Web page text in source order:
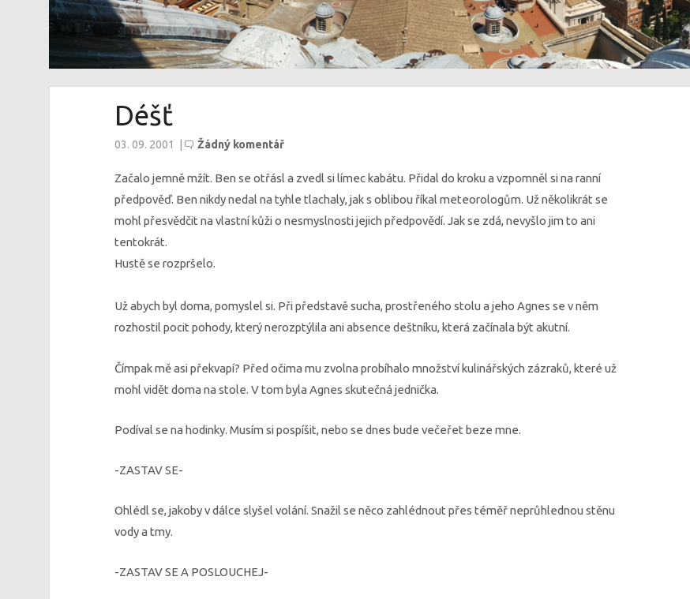
Déšť
03. 09. 2001 Žádný komentář
Začalo jemně mžít. Ben se otřásl a zvedl si límec kabátu. Přidal do kroku a vzpomněl si na ranní
předpověď. Ben nikdy nedal na tyhle tlachaly, jak s oblibou říkal meteorologům. Už několikrát se
mohl přesvědčit na vlastní kůži o nesmyslnosti jejich předpovědí. Jak se zdá, nevyšlo jim to ani
tentokrát.
Hustě se rozpršelo.
Už abych byl doma, pomyslel si. Při představě sucha, prostřeného stolu a jeho Agnes se v něm
rozhostil pocit pohody, který nerozptýlila ani absence deštníku, která začínala být akutní.
Čímpak mě asi překvapí? Před očima mu zvolna probíhalo množství kulinářských zázraků, které už
mohl vidět doma na stole. V tom byla Agnes skutečná jednička.
Podíval se na hodinky. Musím si pospíšit, nebo se dnes bude večeřet beze mne.
-ZASTAV SE-
Ohlédl se, jakoby v dálce slyšel volání. Snažil se něco zahlédnout přes téměř neprůhlednou stěnu
vody a tmy.
-ZASTAV SE A POSLOUCHEJ-